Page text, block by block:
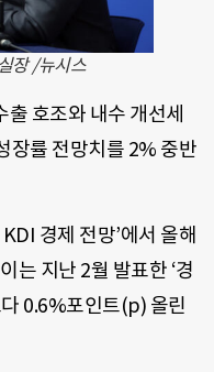
장 /뉴시스
호조와 내수 개선세
장률 전망치를 2% 중반
경제 전망’에서 올해
는 지난 2월 발표한 ‘경
0.6%포인트(p) 올린